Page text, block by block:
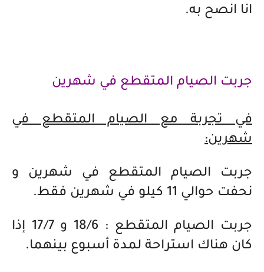
انا انصح به.
جربت الصيام المتقطع في شهرين
في تجربة مع الصيام المتقطع في
شهرين:
جربت الصيام المتقطع في شهرين و
نحفت حوالي 11 كيلو في شهرين فقط.
جربت الصيام المتقطع : 18/6 و 17/7 إذا
كان هناك استراحة لمدة أسبوع بينهما.